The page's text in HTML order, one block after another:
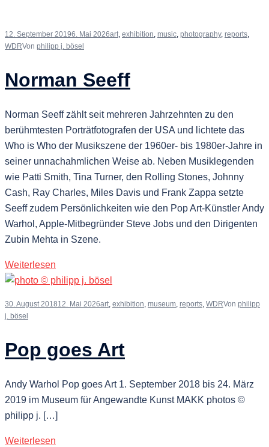
12. September 20196. Mai 2026art, exhibition, music, photography, reports,
WDRVon philipp j. bösel
Norman Seeff
Norman Seeff zählt seit mehreren Jahrzehnten zu den
berühmtesten Porträtfotografen der USA und lichtete das
Who is Who der Musikszene der 1960er- bis 1980er-Jahre in
seiner unnachahmlichen Weise ab. Neben Musiklegenden
wie Patti Smith, Tina Turner, den Rolling Stones, Johnny
Cash, Ray Charles, Miles Davis und Frank Zappa setzte
Seeff zudem Persönlichkeiten wie den Pop Art-Künstler Andy
Warhol, Apple-Mitbegründer Steve Jobs und den Dirigenten
Zubin Mehta in Szene.
Weiterlesen
30. August 201812. Mai 2026art, exhibition, museum, reports, WDRVon philipp
j. bösel
Pop goes Art
Andy Warhol Pop goes Art 1. September 2018 bis 24. März
2019 im Museum für Angewandte Kunst MAKK photos ©
philipp j. […]
Weiterlesen